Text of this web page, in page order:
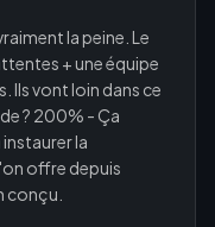
la peine. Le
+ une équipe
Ils vont loin dans ce
? 200% - Ça
la
offre depuis
conçu.